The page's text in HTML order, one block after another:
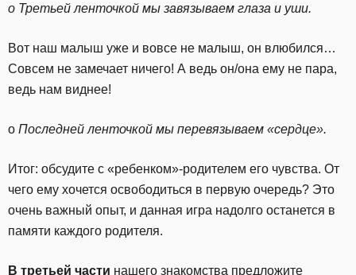
o Третьей ленточкой мы завязываем глаза и уши.
Вот наш малыш уже и вовсе не малыш, он влюбился…
Совсем не замечает ничего! А ведь он/она ему не пара,
ведь нам виднее!
o Последней ленточкой мы перевязываем «сердце».
Итог: обсудите с «ребенком»-родителем его чувства. От
чего ему хочется освободиться в первую очередь? Это
очень важный опыт, и данная игра надолго останется в
памяти каждого родителя.
В третьей части нашего знакомства предложите